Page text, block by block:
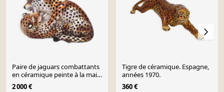
Paire de jaguars combattants
en céramique peinte à la main
par Giovanni Ronzan, Italie
2 000 €
Tigre de céramique. Espagne,
années 1970.
360 €